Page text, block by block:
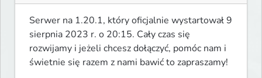
Serwer na 1.20.1, który oficjalnie wystartował 9
sierpnia 2023 r. o 20:15. Cały czas się
rozwijamy i jeżeli chcesz dołączyć, pomóc nam i
świetnie się razem z nami bawić to zapraszamy!